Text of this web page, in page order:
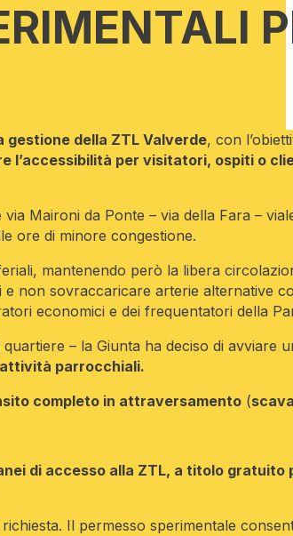
gestione della ZTL Valverde, con
l’accessibilità per visitatori, ospiti o
Maironi da Ponte – via della Fara –
ore di minore congestione.
mantenendo però la libera
non sovraccaricare arterie alternative
economici e dei frequentatori della
– la Giunta ha deciso di avviare
parrocchiali.
completo in attraversamento (
di accesso alla ZTL, a titolo gratuito
Il permesso sperimentale